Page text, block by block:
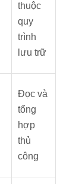
thuộc
quy
trình
lưu trữ
Đọc và
tổng
hợp
thủ
công